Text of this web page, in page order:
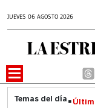
JUEVES 06 AGOSTO 2026